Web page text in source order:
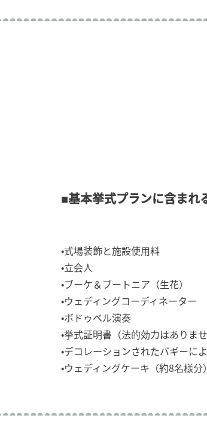
■基本挙式プランに含まれ
•式場装飾と施設使用料
•立会人
•ブーケ＆ブートニア（生花）
•ウェディングコーディネーター
•ボドゥベル演奏
•挙式証明書（法的効力はありま
•デコレーションされたバギーに
•ウェディングケーキ（約8名様